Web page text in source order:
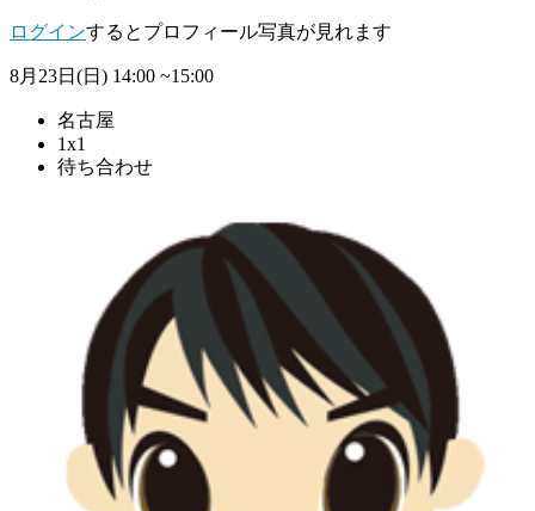
ログインするとプロフィール写真が見れます
8月23日(日) 14:00 ~15:00
名古屋
1x1
待ち合わせ